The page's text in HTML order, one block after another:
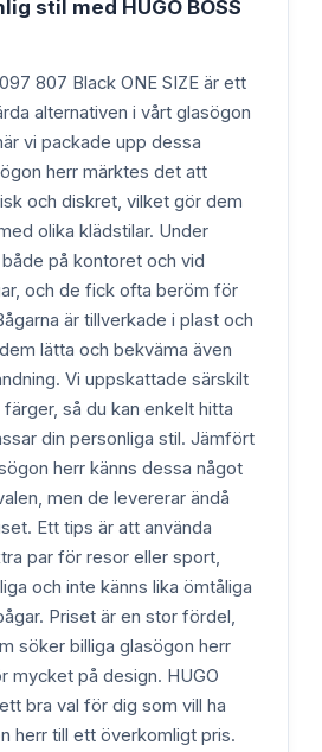
stil med HUGO BOSS
807 Black ONE SIZE är ett
alternativen i vårt glasögon
vi packade upp dessa
herr märktes det att
och diskret, vilket gör dem
olika klädstilar. Under
på kontoret och vid
och de fick ofta beröm för
är tillverkade i plast och
lätta och bekväma även
Vi uppskattade särskilt
så du kan enkelt hitta
din personliga stil. Jämfört
herr känns dessa något
men de levererar ändå
Ett tips är att använda
par för resor eller sport,
och inte känns lika ömtåliga
Priset är en stor fördel,
söker billiga glasögon herr
mycket på design. HUGO
bra val för dig som vill ha
herr till ett överkomligt pris.